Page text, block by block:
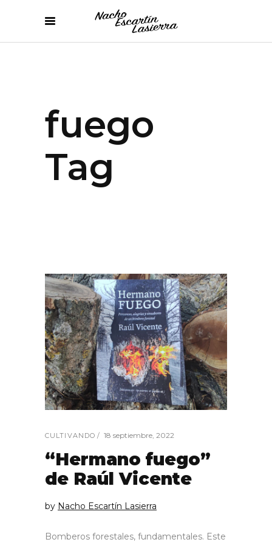
fuego
Tag
CULTIVANDO 18 septiembre, 2022
“Hermano fuego”
de Raúl Vicente
by Nacho Escartín Lasierra
Bomberos forestales, fundamentales. Este